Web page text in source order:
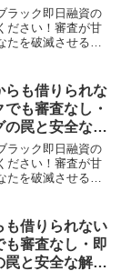
ラック即日融資の
ださい！審査が甘
を破滅させる闇
避け、借金地獄か
体験と確実な解決
らも借りられな
も審査なし・
の罠と安全な解
ラック即日融資の
ださい！審査が甘
たを破滅させる闇
避け、借金地獄か
体験と確実な解決
も借りられない
も審査なし・即
罠と安全な解決